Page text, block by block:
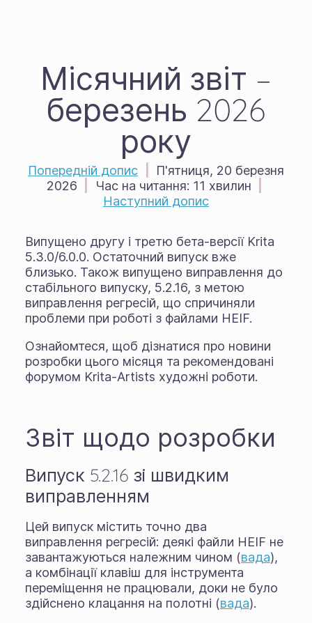
Місячний звіт –
березень 2026
року
Попередній допис
П'ятниця, 20 березня
2026
Час на читання: 11 хвилин
Наступний допис
Випущено другу і третю бета-версії Krita
5.3.0/6.0.0. Остаточний випуск вже
близько. Також випущено виправлення до
стабільного випуску, 5.2.16, з метою
виправлення регресій, що спричиняли
проблеми при роботі з файлами HEIF.
Ознайомтеся, щоб дізнатися про новини
розробки цього місяця та рекомендовані
форумом Krita-Artists художні роботи.
Звіт щодо розробки
Випуск 5.2.16 зі швидким
виправленням
Цей випуск містить точно два
виправлення регресій: деякі файли HEIF не
завантажуються належним чином (вада),
а комбінації клавіш для інструмента
переміщення не працювали, доки не було
здійснено клацання на полотні (вада).